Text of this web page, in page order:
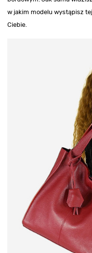
w jakim modelu wystąpisz
Ciebie.